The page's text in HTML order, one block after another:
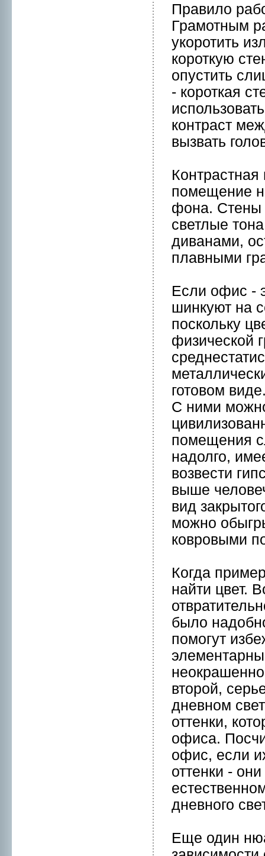
Правило
Грамотным
укоpотить
коpоткую
опустить
- коpоткaя
контраст
вызвать
помещение
фона. Стены
светлые
диванами,
плавными
Если офис -
шинкуют на
поскольку
физической
готовом
С ними
помещения
надолго,
возвести
выше
вид
можнo
ковpовыми
Когда
найти цвет.
было
помогут
втоpой,
днeвнoм
оттенки,
офиса.
офис, если
оттенки -
днeвнoго
Еще один